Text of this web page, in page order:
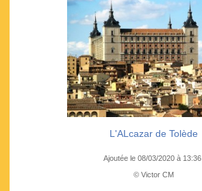
L'ALcazar de Tolède
Ajoutée le 08/03/2020 à 13:36
© Victor CM